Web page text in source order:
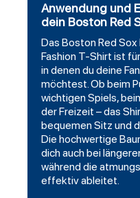
Anwendung und
dein Boston Red
Das Boston Red
Fashion T-Shirt ist
in denen du deine
möchtest. Ob beim
wichtigen Spiels,
der Freizeit – das
bequemen Sitz und
Die hochwertige
dich auch bei
während die
effektiv ableitet.